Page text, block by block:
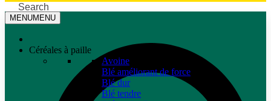
Search
MENUMENU
Céréales à paille
Avoine
Blé améliorant de force
Blé dur
Blé tendre